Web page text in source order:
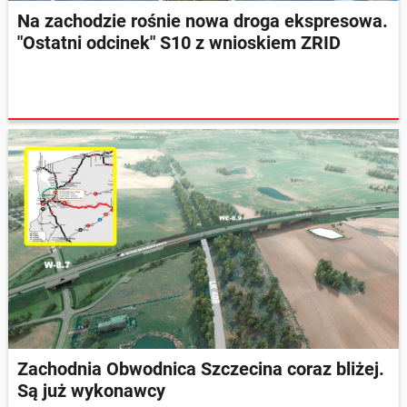
Na zachodzie rośnie nowa droga ekspresowa.
"Ostatni odcinek" S10 z wnioskiem ZRID
Zachodnia Obwodnica Szczecina coraz bliżej.
Są już wykonawcy